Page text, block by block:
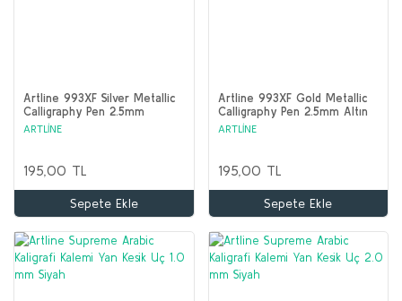
Artline 993XF Silver Metallic
Calligraphy Pen 2.5mm
Gümüş Kaligrafi Markörü
ARTLİNE
195,00 TL
Sepete Ekle
Artline 993XF Gold Metallic
Calligraphy Pen 2.5mm Altın
Kaligrafi Markörü
ARTLİNE
195,00 TL
Sepete Ekle